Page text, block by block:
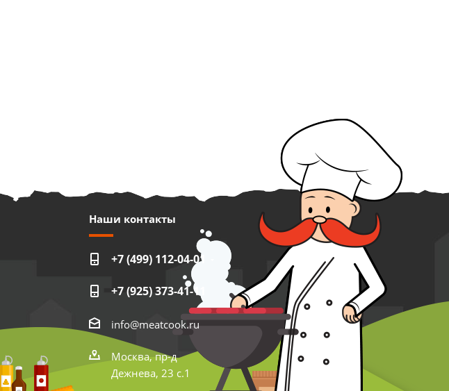
Наши контакты
+7 (499) 112-04-01
+7 (925) 373-41-11
info@meatcook.ru
Москва, пр-д
Дежнева, 23 с.1